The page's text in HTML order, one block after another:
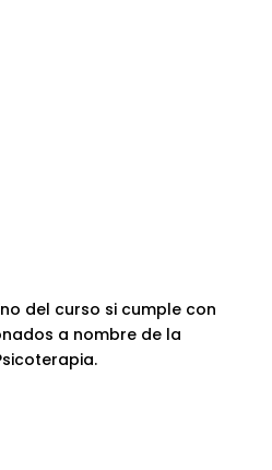
del curso si cumple con
a nombre de la